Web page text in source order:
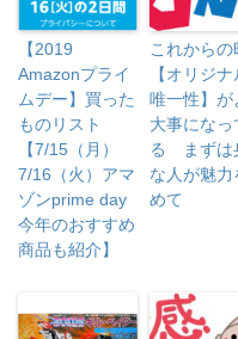
【2019
Amazonプライ
ムデー】買った
ものリスト
【7/15（月）
7/16（火）アマ
ゾンprime day
今年のおすすめ
商品も紹介】
これからの
【オリジナ
唯一性】が
大事になっ
る まずは
な人が魅力
めて